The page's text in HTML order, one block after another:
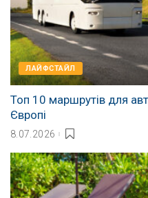
ЛАЙФСТАЙЛ
Топ 10 маршрутів для
Європі
8.07.2026